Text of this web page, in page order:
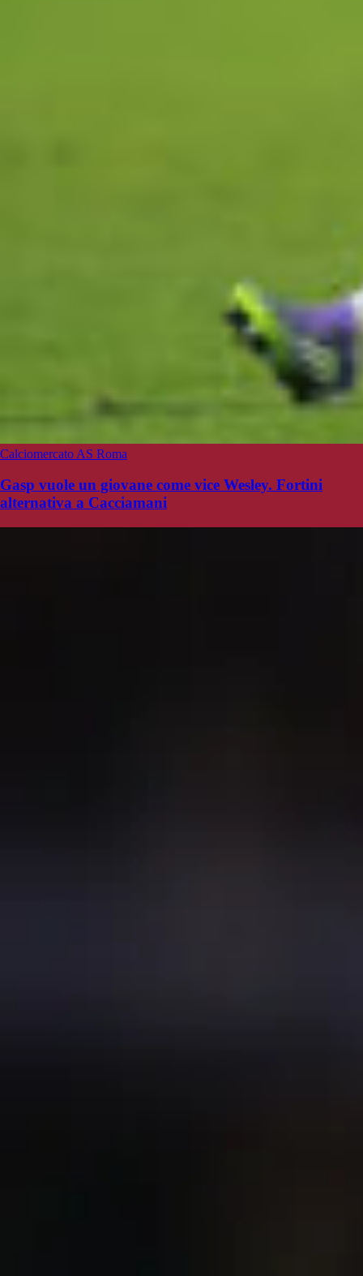
Calciomercato AS Roma
Gasp vuole un giovane come vice Wesley. Fortini
alternativa a Cacciamani